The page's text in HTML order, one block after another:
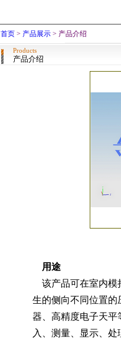
首页 > 产品展示 > 产品介绍
Products
产品介绍
用途
该产品可在室内模
生的侧向不同位置的
器、高精度电子天平
入、测量、显示、